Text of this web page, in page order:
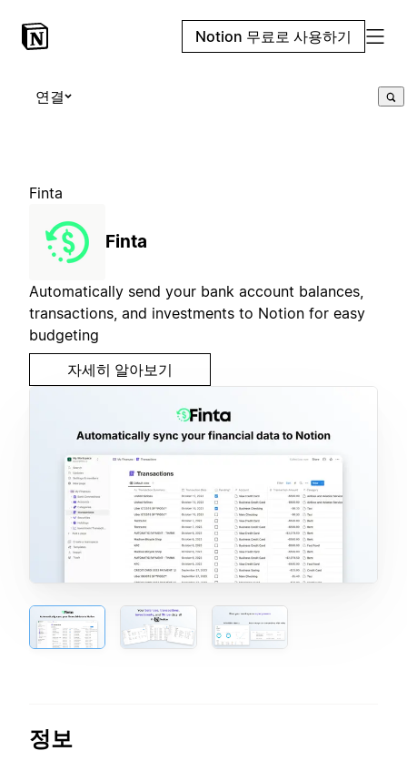
Notion 무료로 사용하기
연결
Finta
Finta
Automatically send your bank account balances,
transactions, and investments to Notion for easy
budgeting
자세히 알아보기
정보